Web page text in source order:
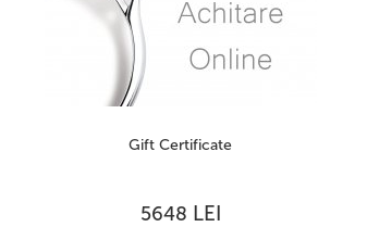
Gift Certificate
5648 LEI